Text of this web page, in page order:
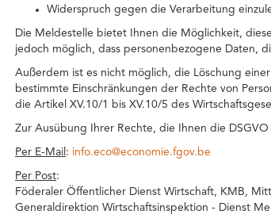
Widerspruch gegen die Verarbeitung
Die Meldestelle bietet Ihnen die Möglichkeit,
jedoch möglich, dass personenbezogene Daten,
Außerdem ist es nicht möglich, die Löschung
bestimmte Einschränkungen der Rechte von
die Artikel XV.10/1 bis XV.10/5 des
Zur Ausübung Ihrer Rechte, die Ihnen die
Per E-Mail : info.eco@economie.fgov.be
Per Post:
Föderaler Öffentlicher Dienst Wirtschaft, KMB,
Generaldirektion Wirtschaftsinspektion - Dienst